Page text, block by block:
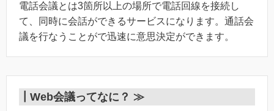
電話会議とは3箇所以上の場所で電話回線を接続し
て、同時に会話ができるサービスになります。通話会
議を行なうことがで迅速に意思決定ができます。
Web会議ってなに？ ≫